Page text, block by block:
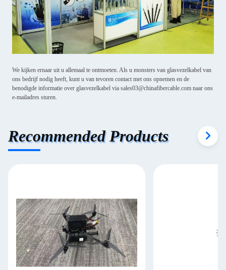
We kijken ernaar uit u allemaal te ontmoeten. Als u monsters van glasvezelkabel van
ons bedrijf nodig heeft, kunt u van tevoren contact met ons opnemen en de
benodigde informatie over glasvezelkabel via sales03@chinafibercable.com naar ons
e-mailadres sturen.
Recommended Products